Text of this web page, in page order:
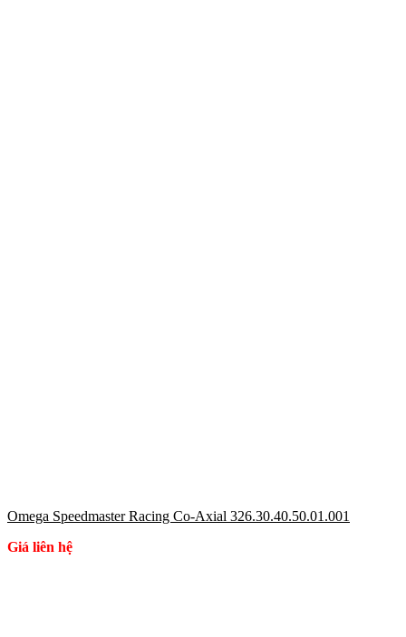
Omega Speedmaster Racing Co-Axial 326.30.40.50.01.001
Giá liên hệ